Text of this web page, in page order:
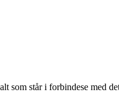
som står i forbindese med